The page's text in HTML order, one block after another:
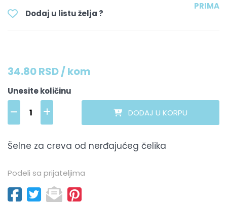
Dodaj u listu želja ?
PRIMA
34.80 RSD / kom
Unesite količinu
DODAJ U KORPU
Šelne za creva od nerđajućeg čelika
Podeli sa prijateljima